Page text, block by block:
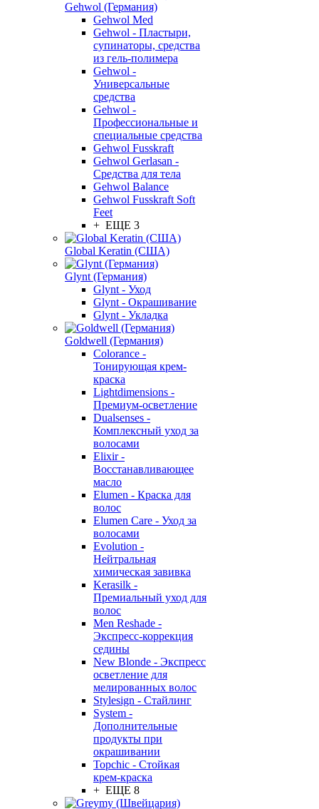
Gehwol (Германия)
Gehwol Med
Gehwol - Пластыри,
супинаторы, средства
из гель-полимера
Gehwol -
Универсальные
средства
Gehwol -
Профессиональные и
специальные средства
Gehwol Fusskraft
Gehwol Gerlasan -
Средства для тела
Gehwol Balance
Gehwol Fusskraft Soft
Feet
+ ЕЩЕ 3
Global Keratin (США)
Glynt (Германия)
Glynt - Уход
Glynt - Окрашивание
Glynt - Укладка
Goldwell (Германия)
Colorance -
Тонирующая крем-
краска
Lightdimensions -
Премиум-осветление
Dualsenses -
Комплексный уход за
волосами
Elixir -
Восстанавливающее
масло
Elumen - Краска для
волос
Elumen Care - Уход за
волосами
Evolution -
Нейтральная
химическая завивка
Kerasilk -
Премиальный уход для
волос
Men Reshade -
Экспресс-коррекция
седины
New Blonde - Экспресс
осветление для
мелированных волос
Stylesign - Стайлинг
System -
Дополнительные
продукты при
окрашивании
Topchic - Стойкая
крем-краска
+ ЕЩЕ 8